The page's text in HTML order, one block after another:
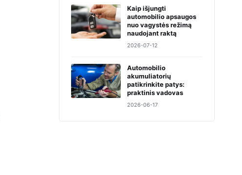
Kaip išjungti
automobilio apsaugos
nuo vagystės režimą
naudojant raktą
2026-07-12
Automobilio
akumuliatorių
patikrinkite patys:
praktinis vadovas
2026-06-17